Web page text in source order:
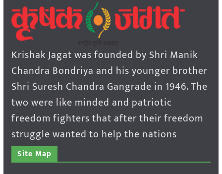
Krishak Jagat was founded by Shri Manik
Chandra Bondriya and his younger brother
Shri Suresh Chandra Gangrade in 1946. The
two were like minded and patriotic
freedom fighters that after their freedom
struggle wanted to help the nations
Site Map